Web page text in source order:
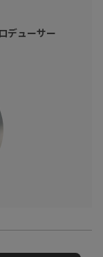
ができる人」に共
授いたします！
レゼン・会議での
デューサー